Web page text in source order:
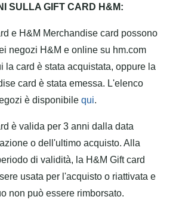
SULLA GIFT CARD H&M:
e H&M Merchandise card possono
negozi H&M e online su hm.com
la card è stata acquistata, oppure la
card è stata emessa. L'elenco
è disponibilequi.
è valida per 3 anni dalla data
o dell'ultimo acquisto. Alla
di validità, la H&M Gift card
usata per l'acquisto o riattivata e
non può essere rimborsato.